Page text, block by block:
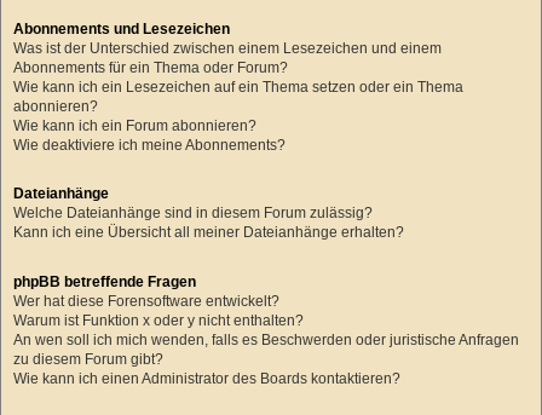
Abonnements und Lesezeichen
Was ist der Unterschied zwischen einem Lesezeichen und einem
Abonnements für ein Thema oder Forum?
Wie kann ich ein Lesezeichen auf ein Thema setzen oder ein Thema
abonnieren?
Wie kann ich ein Forum abonnieren?
Wie deaktiviere ich meine Abonnements?
Dateianhänge
Welche Dateianhänge sind in diesem Forum zulässig?
Kann ich eine Übersicht all meiner Dateianhänge erhalten?
phpBB betreffende Fragen
Wer hat diese Forensoftware entwickelt?
Warum ist Funktion x oder y nicht enthalten?
An wen soll ich mich wenden, falls es Beschwerden oder juristische Anfragen
zu diesem Forum gibt?
Wie kann ich einen Administrator des Boards kontaktieren?